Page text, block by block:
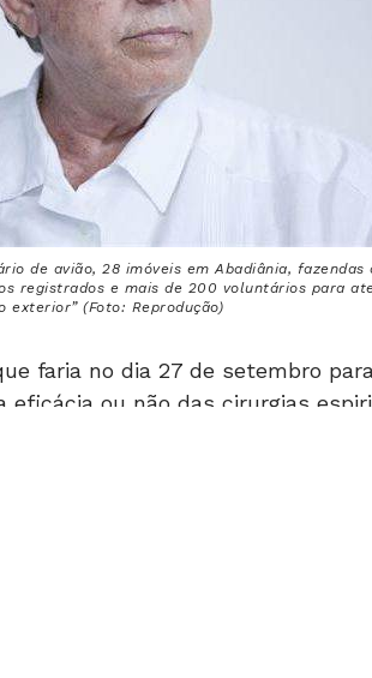
de avião, 28 imóveis em Abadiânia, fazendas
registrados e mais de 200 voluntários para
exterior” (Foto: Reprodução)
faria no dia 27 de setembro
eficácia ou não das cirurgias